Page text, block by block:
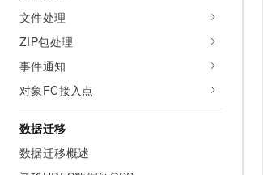
文件处理
ZIP包处理
事件通知
对象FC接入点
数据迁移
数据迁移概述